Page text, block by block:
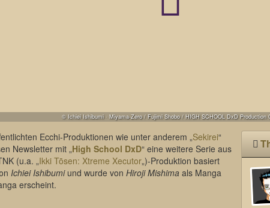
© Ichiei Ishibumi · Miyama-Zero / Fujimi Shobo / HIGH SCHOOL DxD Production
Ecchi-Produktionen wie unter anderem „Sekirei“
Newsletter mit „High School DxD“ eine weitere Serie aus
(u.a. „Ikki Tōsen: Xtreme Xecutor„)-Produktion basiert
Ichiei Ishibumiund wurde von Hiroji Mishima als Manga
erscheint.